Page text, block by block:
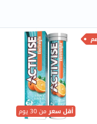
أقل سعرمن 30 يوم